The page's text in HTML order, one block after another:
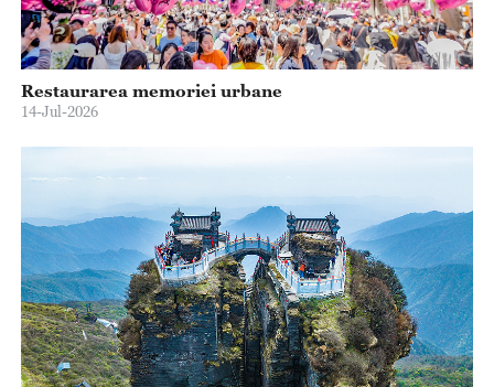
Restaurarea memoriei urbane
14-Jul-2026